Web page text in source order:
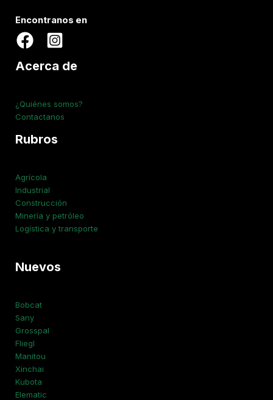
Encontranos en
Acerca de
¿Quiénes somos?
Contactanos
Rubros
Agrícola
Industrial
Construcción
Minería y petróleo
Logística y transporte
Nuevos
Bobcat
Sany
Grosspal
Fliegl
Manitou
Xinchai
Kubota
Elematic